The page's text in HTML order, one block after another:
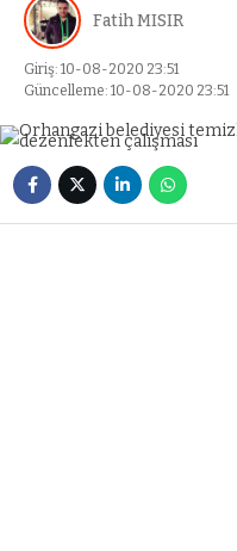
Fatih MISIR
Giriş: 10-08-2020 23:51
Güncelleme: 10-08-2020 23:51